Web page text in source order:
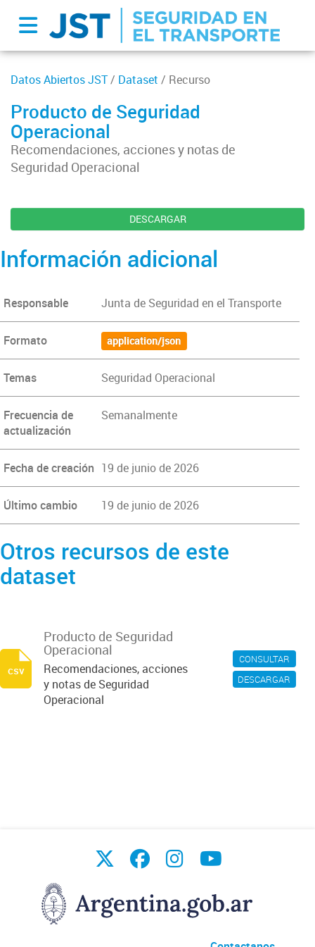
Datos Abiertos JST/ Dataset / Recurso
Producto de Seguridad
Operacional
Recomendaciones, acciones y notas de
Seguridad Operacional
DESCARGAR
Información adicional
Responsable Junta de Seguridad en el Transporte
Formato application/json
Temas Seguridad Operacional
Frecuencia de
actualización
Semanalmente
Fecha de creación 19 de junio de 2026
Último cambio 19 de junio de 2026
Otros recursos de este
dataset
CONSULTAR
DESCARGAR
Producto de Seguridad
Operacional
Recomendaciones, acciones
y notas de Seguridad
Operacional
csv